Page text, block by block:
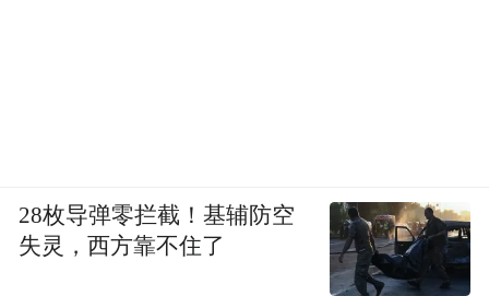
28枚导弹零拦截！基辅防空
失灵，西方靠不住了